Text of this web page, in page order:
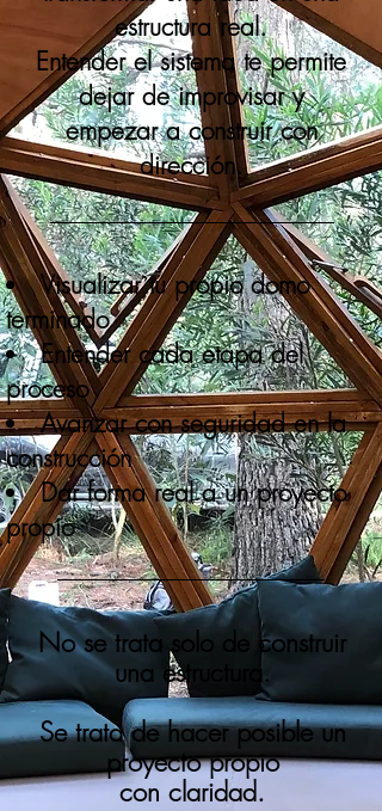
estructura real.
Entender el sistema te permite
dejar de improvisar y
empezar a construir con
dirección.
Visualizar tu propio domo
terminado
Entender cada etapa del
proceso
Avanzar con seguridad en la
construcción
Dar forma real a un proyecto
propio
No se trata solo de construir
una estructura.
Se trata de hacer posible un
proyecto propio
con claridad.